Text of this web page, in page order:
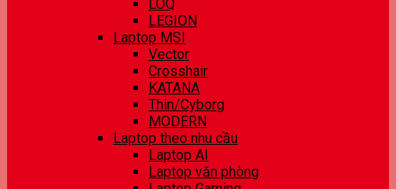
LOQ
LEGION
Laptop MSI
Vector
Crosshair
KATANA
Thin/Cyborg
MODERN
Laptop theo nhu cầu
Laptop AI
Laptop văn phòng